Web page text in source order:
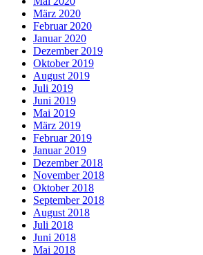
März 2020
Februar 2020
Januar 2020
Dezember 2019
Oktober 2019
August 2019
Juli 2019
Juni 2019
Mai 2019
März 2019
Februar 2019
Januar 2019
Dezember 2018
November 2018
Oktober 2018
September 2018
August 2018
Juli 2018
Juni 2018
Mai 2018